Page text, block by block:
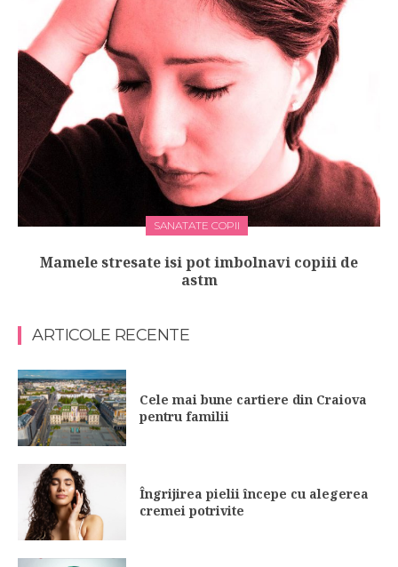
SANATATE COPII
Mamele stresate isi pot imbolnavi copiii de
astm
ARTICOLE RECENTE
Cele mai bune cartiere din Craiova
pentru familii
Îngrijirea pielii începe cu alegerea
cremei potrivite